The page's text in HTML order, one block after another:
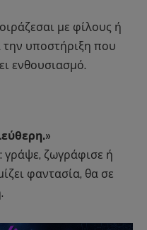
με φίλους ή
την υποστήριξη που
ενθουσιασμό.
γράψε, ζωγράφισε ή
φαντασία, θα σε